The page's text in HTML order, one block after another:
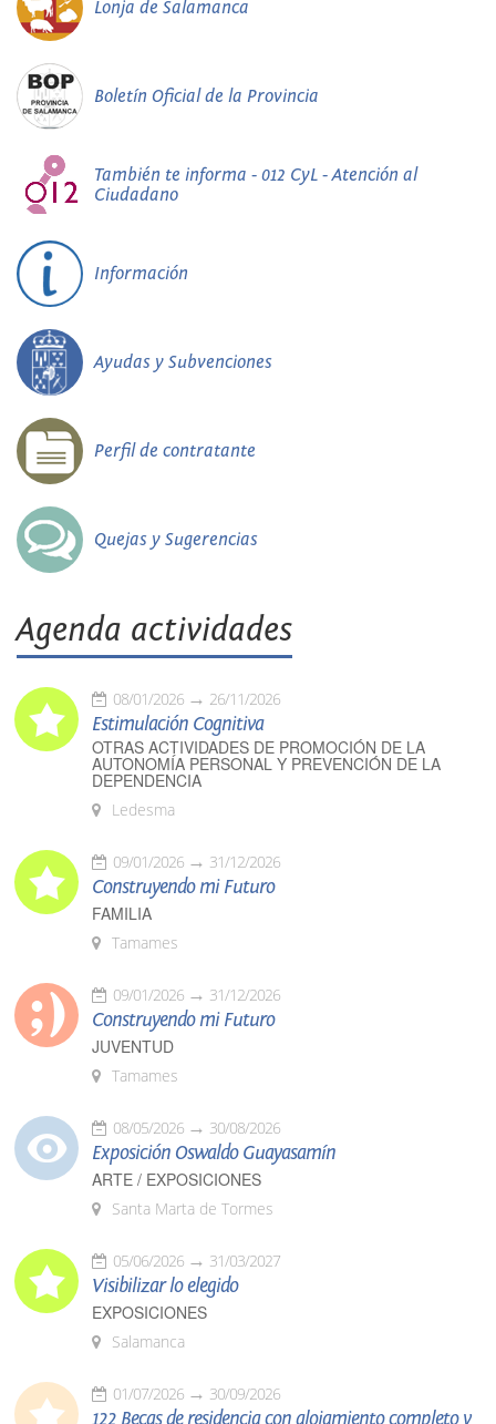
Lonja de Salamanca
Boletín Oficial de la Provincia
También te informa - 012 CyL - Atención al
Ciudadano
Información
Ayudas y Subvenciones
Perfil de contratante
Quejas y Sugerencias
Agenda actividades
08/01/2026 26/11/2026
Estimulación Cognitiva
OTRAS ACTIVIDADES DE PROMOCIÓN DE LA
AUTONOMÍA PERSONAL Y PREVENCIÓN DE LA
DEPENDENCIA
Ledesma
09/01/2026 31/12/2026
Construyendo mi Futuro
FAMILIA
Tamames
09/01/2026 31/12/2026
Construyendo mi Futuro
JUVENTUD
Tamames
08/05/2026 30/08/2026
Exposición Oswaldo Guayasamín
ARTE / EXPOSICIONES
Santa Marta de Tormes
05/06/2026 31/03/2027
Visibilizar lo elegido
EXPOSICIONES
Salamanca
01/07/2026 30/09/2026
122 Becas de residencia con alojamiento completo y